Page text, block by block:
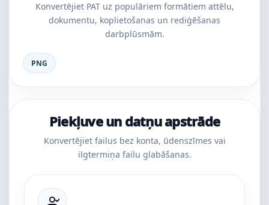
Konvertējiet PAT uz populāriem formātiem attēlu,
dokumentu, koplietošanas un rediģēšanas
darbplūsmām.
PNG
Piekļuve un datņu apstrāde
Konvertējiet failus bez konta, ūdenszīmes vai
ilgtermiņa failu glabāšanas.